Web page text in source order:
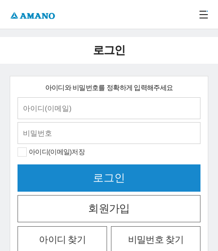
로그인
아이디와 비밀번호를 정확하게 입력해주세요
아이디(이메일)저장
회원가입
아이디 찾기 비밀번호 찾기